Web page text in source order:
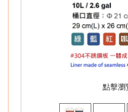
點擊瀏